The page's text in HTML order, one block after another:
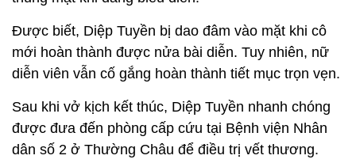
Được biết, Diệp Tuyền bị dao đâm vào mặt khi cô
mới hoàn thành được nửa bài diễn. Tuy nhiên, nữ
diễn viên vẫn cố gắng hoàn thành tiết mục trọn vẹn.
Sau khi vở kịch kết thúc, Diệp Tuyền nhanh chóng
được đưa đến phòng cấp cứu tại Bệnh viện Nhân
dân số 2 ở Thường Châu để điều trị vết thương.